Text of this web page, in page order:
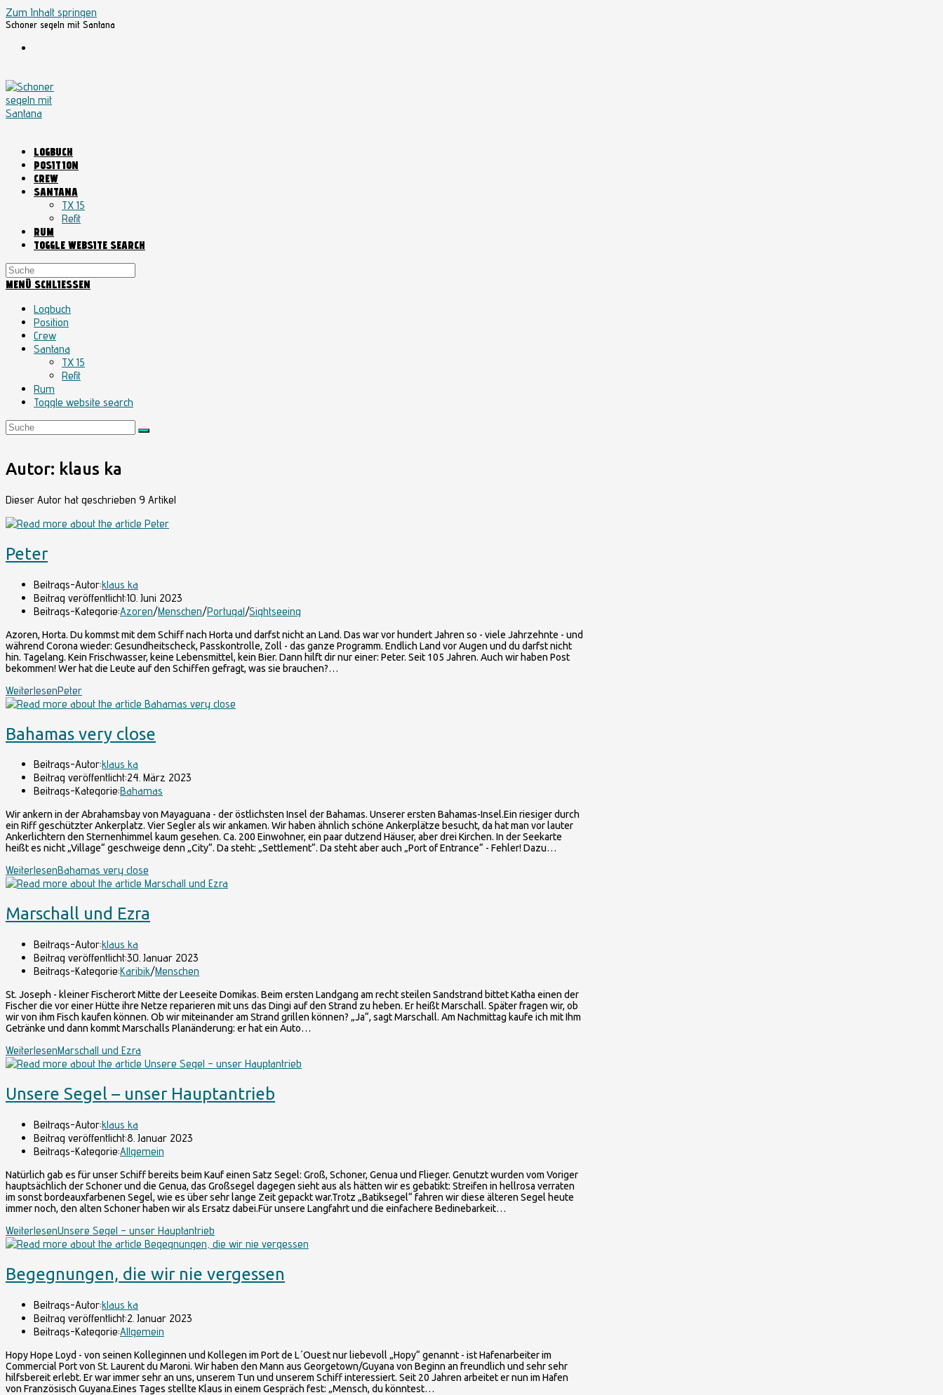
Zum Inhalt springen
Schoner segeln mit Santana
LOGBUCH
POSITION
CREW
SANTANA
TX 15
Refit
RUM
TOGGLE WEBSITE SEARCH
MENÜ SCHLIESSEN
Logbuch
Position
Crew
Santana
TX 15
Refit
Rum
Toggle website search
Autor: klaus ka
Dieser Autor hat geschrieben 9 Artikel
Peter
Beitrags-Autor:klaus ka
Beitrag veröffentlicht:10. Juni 2023
Beitrags-Kategorie:Azoren/Menschen/Portugal/Sightseeing
Azoren, Horta. Du kommst mit dem Schiff nach Horta und darfst nicht an Land. Das war vor hundert Jahren so - viele Jahrzehnte - und
während Corona wieder: Gesundheitscheck, Passkontrolle, Zoll - das ganze Programm. Endlich Land vor Augen und du darfst nicht
hin. Tagelang. Kein Frischwasser, keine Lebensmittel, kein Bier. Dann hilft dir nur einer: Peter. Seit 105 Jahren. Auch wir haben Post
bekommen! Wer hat die Leute auf den Schiffen gefragt, was sie brauchen?…
WeiterlesenPeter
Bahamas very close
Beitrags-Autor:klaus ka
Beitrag veröffentlicht:24. März 2023
Beitrags-Kategorie:Bahamas
Wir ankern in der Abrahamsbay von Mayaguana - der östlichsten Insel der Bahamas. Unserer ersten Bahamas-Insel.Ein riesiger durch
ein Riff geschützter Ankerplatz. Vier Segler als wir ankamen. Wir haben ähnlich schöne Ankerplätze besucht, da hat man vor lauter
Ankerlichtern den Sternenhimmel kaum gesehen. Ca. 200 Einwohner, ein paar dutzend Häuser, aber drei Kirchen. In der Seekarte
heißt es nicht „Village“ geschweige denn „City“. Da steht: „Settlement“. Da steht aber auch „Port of Entrance“ - Fehler! Dazu…
WeiterlesenBahamas very close
Marschall und Ezra
Beitrags-Autor:klaus ka
Beitrag veröffentlicht:30. Januar 2023
Beitrags-Kategorie:Karibik/Menschen
St. Joseph - kleiner Fischerort Mitte der Leeseite Domikas. Beim ersten Landgang am recht steilen Sandstrand bittet Katha einen der
Fischer die vor einer Hütte ihre Netze reparieren mit uns das Dingi auf den Strand zu heben. Er heißt Marschall. Später fragen wir, ob
wir von ihm Fisch kaufen können. Ob wir miteinander am Strand grillen können? „Ja“, sagt Marschall. Am Nachmittag kaufe ich mit Ihm
Getränke und dann kommt Marschalls Planänderung: er hat ein Auto…
WeiterlesenMarschall und Ezra
Unsere Segel – unser Hauptantrieb
Beitrags-Autor:klaus ka
Beitrag veröffentlicht:8. Januar 2023
Beitrags-Kategorie:Allgemein
Natürlich gab es für unser Schiff bereits beim Kauf einen Satz Segel: Groß, Schoner, Genua und Flieger. Genutzt wurden vom Voriger
hauptsächlich der Schoner und die Genua, das Großsegel dagegen sieht aus als hätten wir es gebatikt: Streifen in hellrosa verraten
im sonst bordeauxfarbenen Segel, wie es über sehr lange Zeit gepackt war.Trotz „Batiksegel“ fahren wir diese älteren Segel heute
immer noch, den alten Schoner haben wir als Ersatz dabei.Für unsere Langfahrt und die einfachere Bedinebarkeit…
WeiterlesenUnsere Segel – unser Hauptantrieb
Begegnungen, die wir nie vergessen
Beitrags-Autor:klaus ka
Beitrag veröffentlicht:2. Januar 2023
Beitrags-Kategorie:Allgemein
Hopy Hope Loyd - von seinen Kolleginnen und Kollegen im Port de L´Ouest nur liebevoll „Hopy“ genannt - ist Hafenarbeiter im
Commercial Port von St. Laurent du Maroni. Wir haben den Mann aus Georgetown/Guyana von Beginn an freundlich und sehr sehr
hilfsbereit erlebt. Er war immer sehr an uns, unserem Tun und unserem Schiff interessiert. Seit 20 Jahren arbeitet er nun im Hafen
von Französisch Guyana.Eines Tages stellte Klaus in einem Gespräch fest: „Mensch, du könntest…